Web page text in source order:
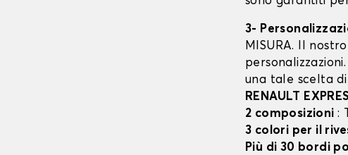
3-
MISURA. Il
una tale scelta
RENAULT
2 composizioni :
3 colori per il
Più di 30 bordi